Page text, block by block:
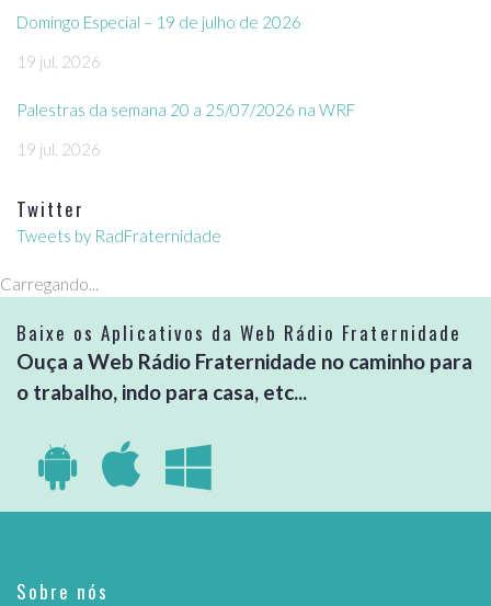
Domingo Especial – 19 de julho de 2026
19 jul, 2026
Palestras da semana 20 a 25/07/2026 na WRF
19 jul, 2026
Twitter
Tweets by RadFraternidade
Carregando...
Baixe os Aplicativos da Web Rádio Fraternidade
Ouça a Web Rádio Fraternidade no caminho para
o trabalho, indo para casa, etc...
Sobre nós